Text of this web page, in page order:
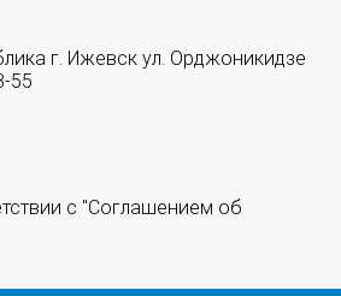
г. Ижевск ул. Орджоникидзе
55
с "Соглашением об